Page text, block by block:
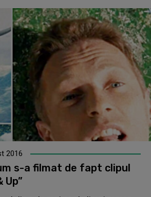
2016
s-a filmat de fapt clipul
Up”